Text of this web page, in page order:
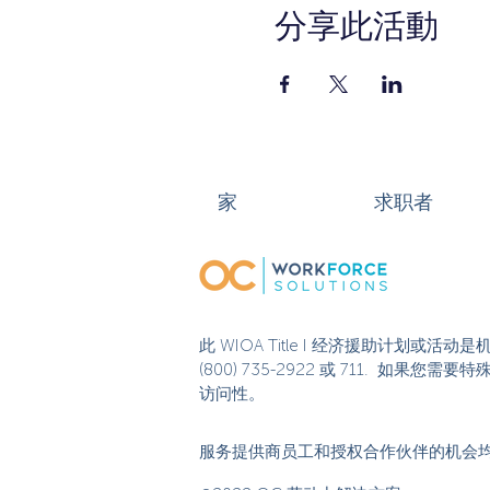
分享此活動
家 求职者
此 WIOA Title I 经济援助计划或活动是
(800) 735-2922 或 711. 如果您需要特
访问性。
服务提供商员工和授权合作伙伴的机会